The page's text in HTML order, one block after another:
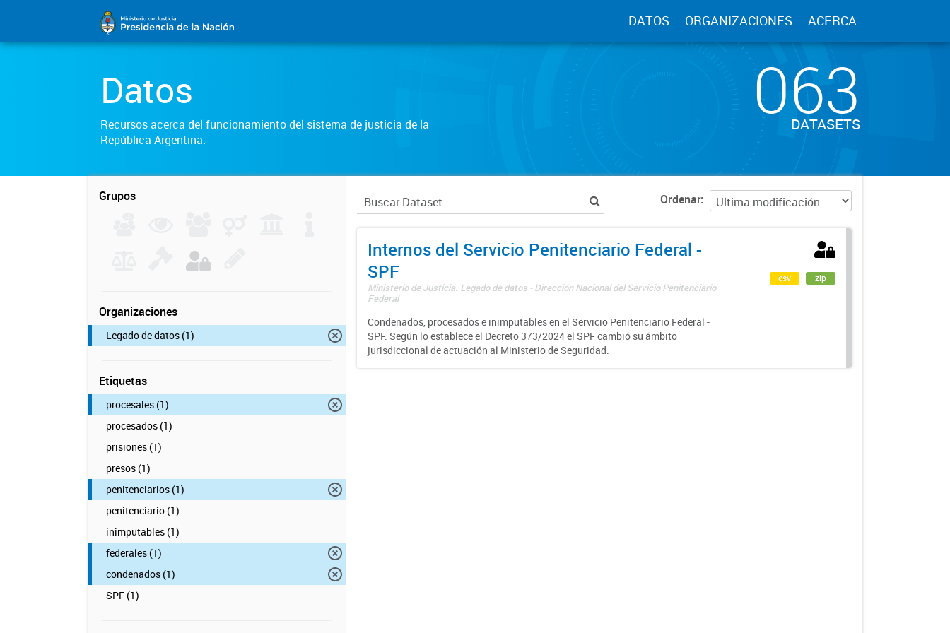
DATOS ORGANIZACIONES ACERCA
Datos
Recursos acerca del funcionamiento del sistema de justicia de la
República Argentina.
063
DATASETS
Grupos
Organizaciones
Legado de datos (1)
Etiquetas
procesales (1)
procesados (1)
prisiones (1)
presos (1)
penitenciarios (1)
penitenciario (1)
inimputables (1)
federales (1)
condenados (1)
SPF (1)
Ordenar
Internos del Servicio Penitenciario Federal -
SPF
Ministerio de Justicia. Legado de datos - Dirección Nacional del Servicio Penitenciario
Federal
Condenados, procesados e inimputables en el Servicio Penitenciario Federal -
SPF. Según lo establece el Decreto 373/2024 el SPF cambió su ámbito
jurisdiccional de actuación al Ministerio de Seguridad.
csv zip